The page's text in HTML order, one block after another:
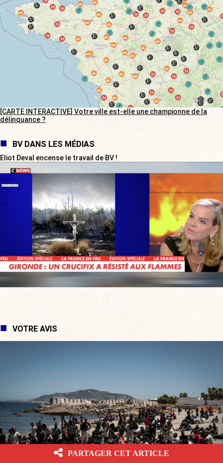
[CARTE INTERACTIVE] Votre ville est-elle une championne de la
délinquance ?
BV DANS LES MÉDIAS
Eliot Deval encense le travail de BV !
VOTRE AVIS
PARTAGER CET ARTICLE